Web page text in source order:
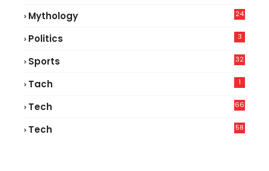
Mythology 24
Politics 3
Sports 32
Tach 1
Tech
66
Tech
58